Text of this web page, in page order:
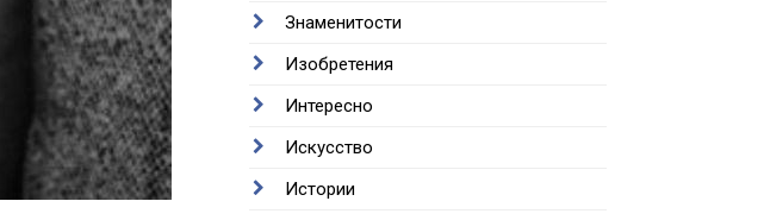
Знаменитости
Изобретения
Интересно
Искусство
Истории